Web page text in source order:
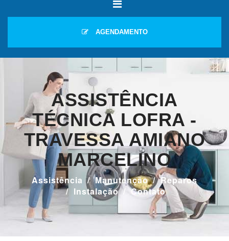
AGENDAMENTO
ASSISTÊNCIA
TÉCNICA LOFRA -
TRAVESSA AMIANO
MARCELINO
Assistência Manutenção
Reparos
Instalação
Contato